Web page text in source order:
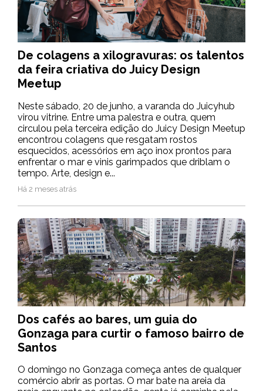
De colagens a xilogravuras: os talentos
da feira criativa do Juicy Design
Meetup
Neste sábado, 20 de junho, a varanda do Juicyhub
virou vitrine. Entre uma palestra e outra, quem
circulou pela terceira edição do Juicy Design Meetup
encontrou colagens que resgatam rostos
esquecidos, acessórios em aço inox prontos para
enfrentar o mar e vinis garimpados que driblam o
tempo. Arte, design e...
Há 2 meses atrás
Dos cafés ao bares, um guia do
Gonzaga para curtir o famoso bairro de
Santos
O domingo no Gonzaga começa antes de qualquer
comércio abrir as portas. O mar bate na areia da